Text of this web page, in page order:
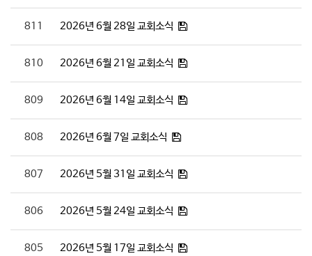
811 2026년 6월 28일 교회소식
810 2026년 6월 21일 교회소식
809 2026년 6월 14일 교회소식
808 2026년 6월 7일 교회소식
807 2026년 5월 31일 교회소식
806 2026년 5월 24일 교회소식
805 2026년 5월 17일 교회소식